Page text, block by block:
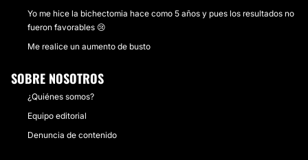
Yo me hice la bichectomia hace como 5 años y pues los resultados no
fueron favorables 😢
Me realice un aumento de busto
SOBRE NOSOTROS
¿Quiénes somos?
Equipo editorial
Denuncia de contenido